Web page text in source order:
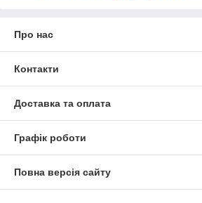
Про нас
Контакти
Доставка та оплата
Графік роботи
Повна версія сайту